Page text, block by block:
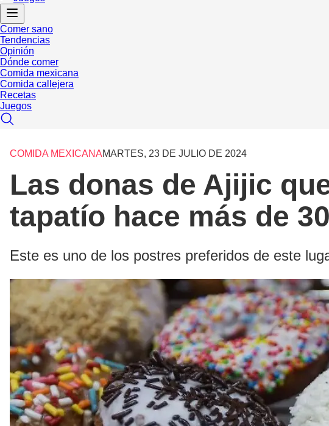
Comer sano
Tendencias
Opinión
Dónde comer
Comida mexicana
Comida callejera
Recetas
Juegos
COMIDA MEXICANAMARTES, 23 DE JULIO DE 2024
Las donas de Ajijic
tapatío hace más de
Este es uno de los postres preferidos de este